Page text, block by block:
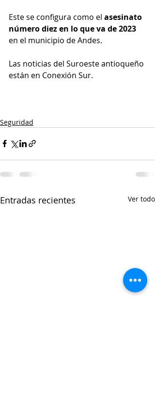
Este se configura como el asesinato
número diez en lo que va de 2023
en el municipio de Andes.
Las noticias del Suroeste antioqueño
están en Conexión Sur.
Seguridad
Entradas recientes Ver todo